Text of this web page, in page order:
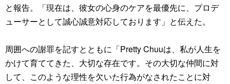
と報告。「現在は、彼女の心身のケアを最優先に、プロデ
ューサーとして誠心誠意対応しております」と伝えた。
周囲への謝罪を記すとともに「Pretty Chuuは、私が人生を
かけて育ててきた、大切な存在です。その大切な仲間に対
して、このような理性を欠いた行為がなされたことに対